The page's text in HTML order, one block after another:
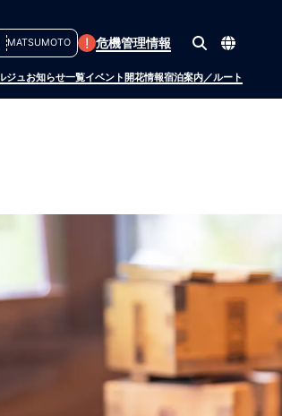
ジュお知らせ一覧イベント 開花情報宿泊案内／ルート
MATSUMOTO ! 危機管理情報